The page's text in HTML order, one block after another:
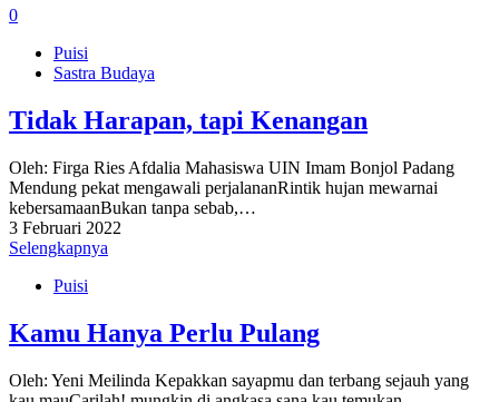
0
Puisi
Sastra Budaya
Tidak Harapan, tapi Kenangan
Oleh: Firga Ries Afdalia Mahasiswa UIN Imam Bonjol Padang
Mendung pekat mengawali perjalananRintik hujan mewarnai
kebersamaanBukan tanpa sebab,…
3 Februari 2022
Selengkapnya
Puisi
Kamu Hanya Perlu Pulang
Oleh: Yeni Meilinda Kepakkan sayapmu dan terbang sejauh yang